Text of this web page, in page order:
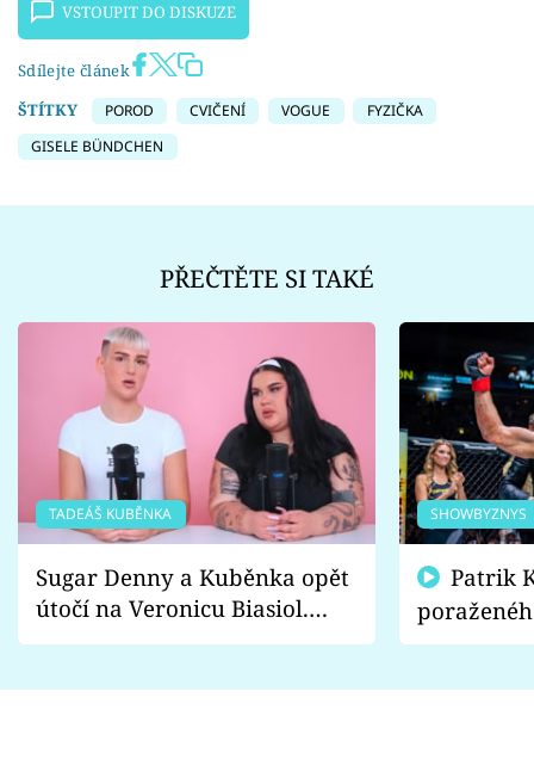
VSTOUPIT DO DISKUZE
Sdílejte článek
ŠTÍTKY
POROD CVIČENÍ VOGUE
FYZIČKA
GISELE BÜNDCHEN
PŘEČTĚTE SI TAKÉ
TADEÁŠ KUBĚNKA
Sugar Denny a Kuběnka opět
útočí na Veronicu Biasiol.
Proč je podle nich falešná a
SHOWBYZNYS
fanoušci